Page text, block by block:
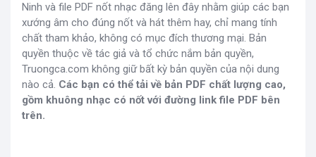
Ninh và file PDF nốt nhạc đăng lên đây nhằm giúp các bạn
xướng âm cho đúng nốt và hát thêm hay, chỉ mang tính
chất tham khảo, không có mục đích thương mại. Bản
quyền thuộc về tác giả và tổ chức nắm bản quyền,
Truongca.com không giữ bất kỳ bản quyền của nội dung
nào cả. Các bạn có thể tải về bản PDF chất lượng cao,
gồm khuông nhạc có nốt với đường link file PDF bên
trên.